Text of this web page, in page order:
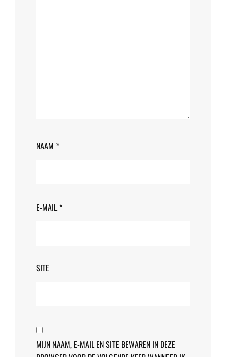
NAAM *
E-MAIL *
SITE
MIJN NAAM, E-MAIL EN SITE BEWAREN IN DEZE